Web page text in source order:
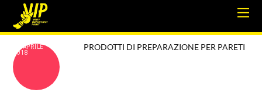
18 APRILE
2018
PRODOTTI DI PREPARAZIONE PER PARETI